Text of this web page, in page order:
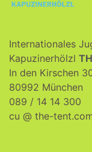
Internationales
Kapuzinerhölzl
In den Kirschen
80992 München
089 / 14 14 300
cu @ the-